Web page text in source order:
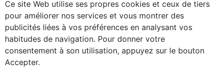
Ce site Web utilise ses propres cookies et ceux de tiers
pour améliorer nos services et vous montrer des
publicités liées à vos préférences en analysant vos
habitudes de navigation. Pour donner votre
consentement à son utilisation, appuyez sur le bouton
Accepter.